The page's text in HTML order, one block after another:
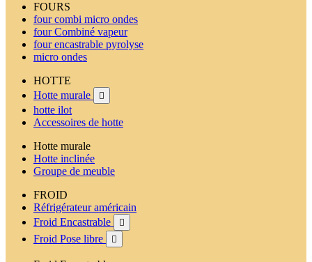
FOURS
four combi micro ondes
four Combiné vapeur
four encastrable pyrolyse
micro ondes
HOTTE
Hotte murale

hotte ilot
Accessoires de hotte
Hotte murale
Hotte inclinée
Groupe de meuble
FROID
Réfrigérateur américain
Froid Encastrable

Froid Pose libre 